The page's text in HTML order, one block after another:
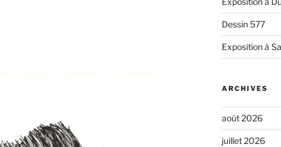
Dessin 577
Exposition à
ARCHIVES
août 2026
juillet 2026